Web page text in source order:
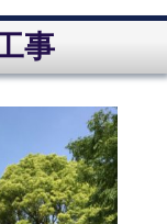
事